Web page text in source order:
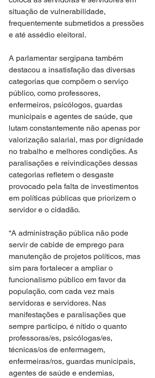
situação de vulnerabilidade,
frequentemente submetidos a pressões
e até assédio eleitoral.
A parlamentar sergipana também
destacou a insatisfação das diversas
categorias que compõem o serviço
público, como professores,
enfermeiros, psicólogos, guardas
municipais e agentes de saúde, que
lutam constantemente não apenas por
valorização salarial, mas por dignidade
no trabalho e melhores condições. As
paralisações e reivindicações dessas
categorias refletem o desgaste
provocado pela falta de investimentos
em políticas públicas que priorizem o
servidor e o cidadão.
“A administração pública não pode
servir de cabide de emprego para
manutenção de projetos políticos, mas
sim para fortalecer a ampliar o
funcionalismo público em favor da
população, com cada vez mais
servidoras e servidores. Nas
manifestações e paralisações que
sempre participo, é nítido o quanto
professoras/es, psicólogas/es,
técnicas/os de enfermagem,
enfermeiras/ros, guardas municipais,
agentes de saúde e endemias,